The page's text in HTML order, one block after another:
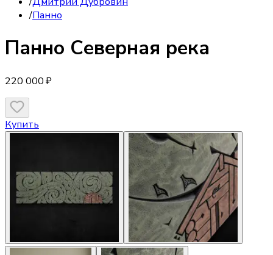
/Панно
Панно Северная река
220 000 ₽
Купить